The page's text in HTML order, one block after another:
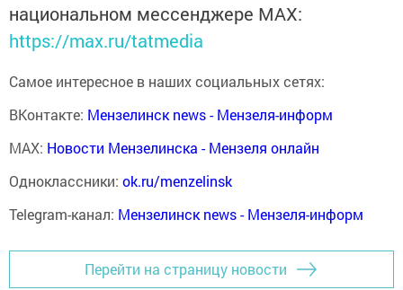
национальном мессенджере MАХ:
https://max.ru/tatmedia
Самое интересное в наших социальных сетях:
ВКонтакте: Мензелинск news - Мензеля-информ
MAX: Новости Мензелинска - Мензеля онлайн
Одноклассники: ok.ru/menzelinsk
Telegram-канал: Мензелинск news - Мензеля-информ
Перейти на страницу новости